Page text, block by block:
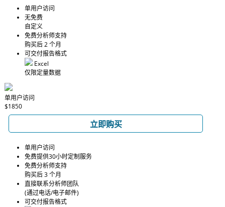
单用户访问
无免费
自定义
免费分析师支持
购买后 2 个月
可交付报告格式
Excel
仅限定量数据
单用户访问
$1850
立即购买
单用户访问
免费提供30小时定制服务
免费分析师支持
购买后 3 个月
直接联系分析师团队
(通过电话/电子邮件)
可交付报告格式